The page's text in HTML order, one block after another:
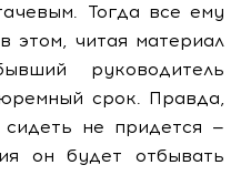
Тогда все ему
этом, читая материал
руководитель
срок. Правда,
не придется —
он будет отбывать